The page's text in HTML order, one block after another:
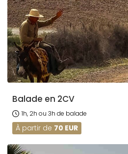
Balade en 2CV
1h, 2h ou 3h de balade
À partir de 70 EUR